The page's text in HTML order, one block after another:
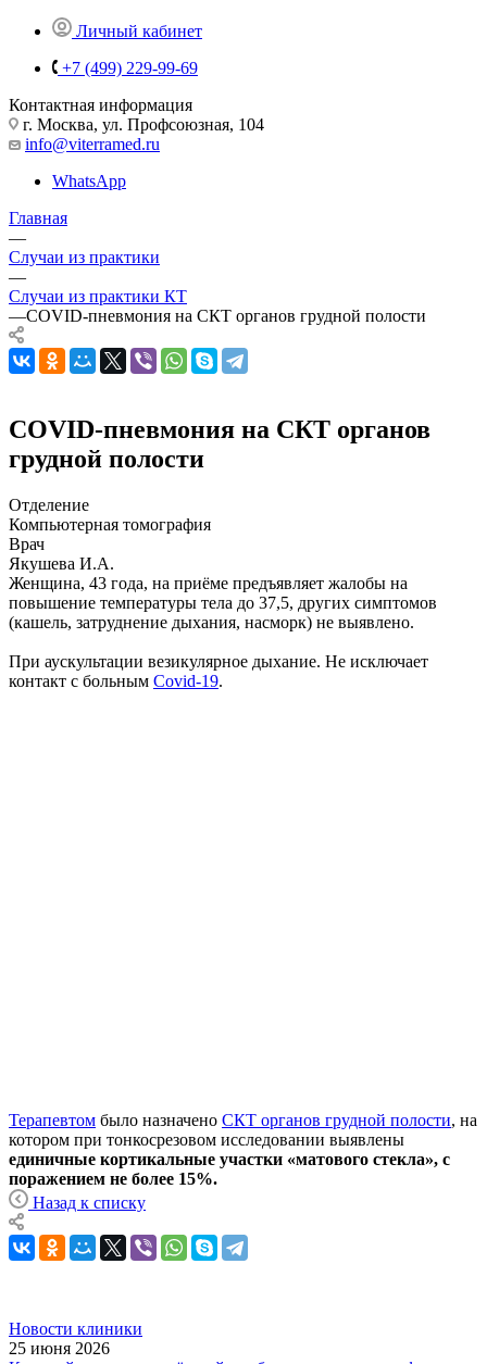
Личный кабинет
+7 (499) 229-99-69
Контактная информация
г. Москва, ул. Профсоюзная, 104
info@viterramed.ru
WhatsApp
Главная
—
Случаи из практики
—
Случаи из практики КТ
—COVID-пневмония на СКТ органов грудной полости
COVID-пневмония на СКТ органов
грудной полости
Отделение
Компьютерная томография
Врач
Якушева И.А.
Женщина, 43 года, на приёме предъявляет жалобы на
повышение температуры тела до 37,5, других симптомов
(кашель, затруднение дыхания, насморк) не выявлено.
При аускультации везикулярное дыхание. Не исключает
контакт с больным Covid-19.
Терапевтом было назначено СКТ органов грудной полости, на
котором при тонкосрезовом исследовании выявлены
единичные кортикальные участки «матового стекла», с
поражением не более 15%.
Назад к списку
Новости клиники
25 июня 2026